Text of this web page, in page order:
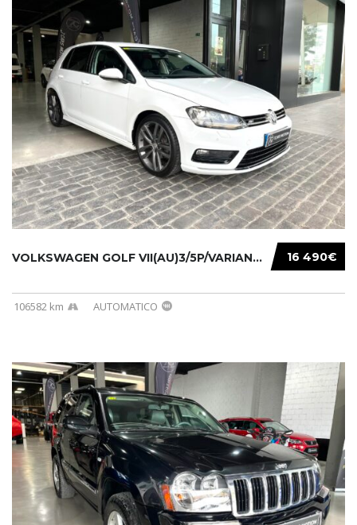
16 490€
VOLKSWAGEN GOLF VII(AU)3/5P/VARIANT(12-16 20...
106582 km AUTOMATICO